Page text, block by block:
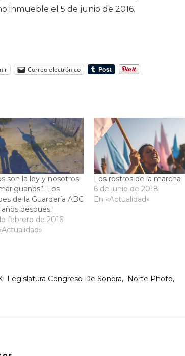
inmueble el 5 de junio de 2016.
Correo electrónico
son la ley y nosotros
Los
de la Guardería ABC
años después.
febrero de 2016
Los rostros de la marcha
6 de junio de 2018
En «Actualidad»
Legislatura Congreso De Sonora Norte Photo